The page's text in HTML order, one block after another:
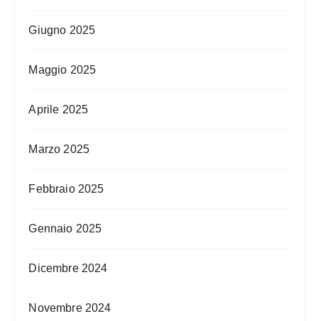
Giugno 2025
Maggio 2025
Aprile 2025
Marzo 2025
Febbraio 2025
Gennaio 2025
Dicembre 2024
Novembre 2024